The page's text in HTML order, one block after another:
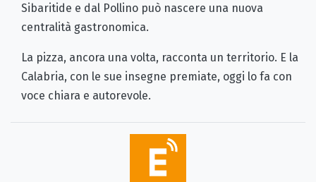
Sibaritide e dal Pollino può nascere una nuova
centralità gastronomica.
La pizza, ancora una volta, racconta un territorio. E la
Calabria, con le sue insegne premiate, oggi lo fa con
voce chiara e autorevole.